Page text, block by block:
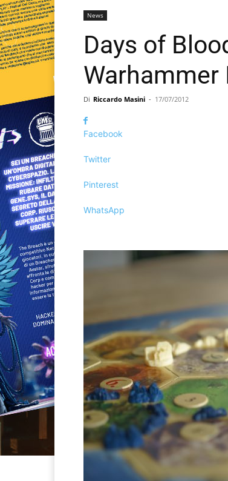
News
Days of
Warhammer
Di Riccardo Masini - 17/07/2012
Facebook
Twitter
Pinterest
WhatsApp